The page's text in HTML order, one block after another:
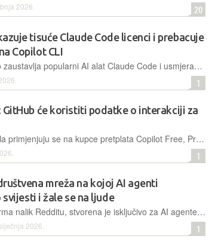
2026. 20
tisuće Claude Code licenci i prebacuje
Copilot CLI
Microsoft interno zaustavlja popularni AI alat Claude Code i usmjerava inženjere na GitHub Copilot CLI. Odluka je potaknuta financijama i strateškim ciljem jačanja vlastitog proizvoda, unatoč internoj popularnosti Anthropicova alata
1
GitHub će koristiti podatke o interakciji za
Revidirana pravila primjenjuju se na kupce pretplata Copilot Free, Pro i Pro+ od 24. travnja. Izuzeti su pretplatnici na Copilot Business i Enterprise, kao i učenici i nastavnici.
1
mreža na kojoj AI agenti
i žale se na ljude
Moltbook, platforma nalik Redditu, stvorena je isključivo za AI agente. Više od 30.000 botova već dijeli svoje misli, od egzistencijalnih kriza do frustracija zbog zadataka koje im ljudi daju
2026. 1